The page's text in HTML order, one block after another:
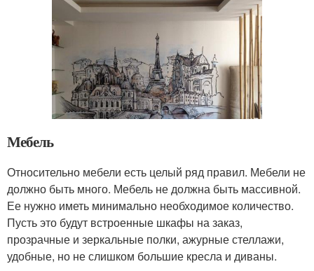
Мебель
Относительно мебели есть целый ряд правил. Мебели не
должно быть много. Мебель не должна быть массивной.
Ее нужно иметь минимально необходимое количество.
Пусть это будут встроенные шкафы на заказ,
прозрачные и зеркальные полки, ажурные стеллажи,
удобные, но не слишком большие кресла и диваны.